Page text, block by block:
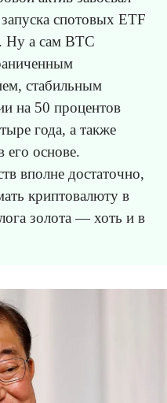
спотовых ETF
Ну а сам BTC
стабильным
на 50 процентов
года, а также
его основе.
вполне достаточно,
криптовалюту в
золота — хоть и в